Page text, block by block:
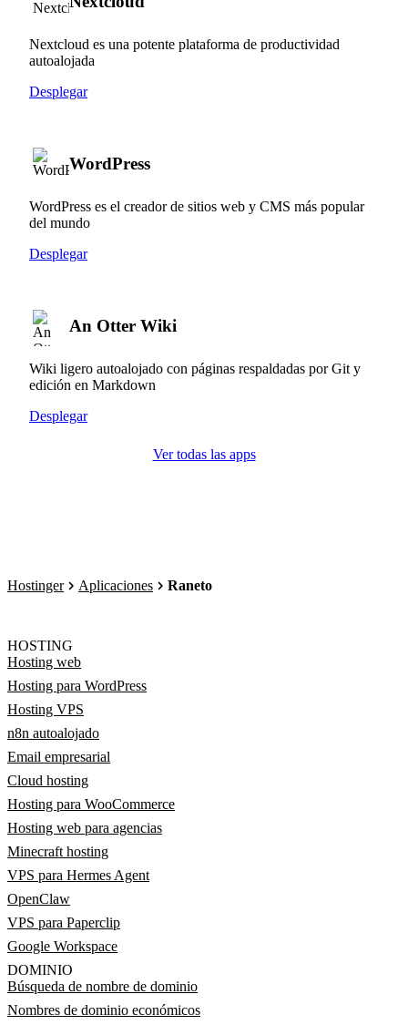
Nextcloud es una potente plataforma de productividad
autoalojada
Desplegar
WordPress
WordPress es el creador de sitios web y CMS más popular
del mundo
Desplegar
An Otter Wiki
Wiki ligero autoalojado con páginas respaldadas por Git y
edición en Markdown
Desplegar
Ver todas las apps
Hostinger Aplicaciones Raneto
HOSTING
Hosting web
Hosting para WordPress
Hosting VPS
n8n autoalojado
Email empresarial
Cloud hosting
Hosting para WooCommerce
Hosting web para agencias
Minecraft hosting
VPS para Hermes Agent
OpenClaw
VPS para Paperclip
Google Workspace
DOMINIO
Búsqueda de nombre de dominio
Nombres de dominio económicos